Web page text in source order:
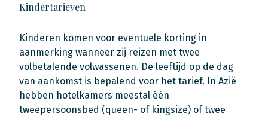
Kindertarieven
Kinderen komen voor eventuele korting in
aanmerking wanneer zij reizen met twee
volbetalende volwassenen. De leeftijd op de dag
van aankomst is bepalend voor het tarief. In Azië
hebben hotelkamers meestal één
tweepersoonsbed (queen- of kingsize) of twee